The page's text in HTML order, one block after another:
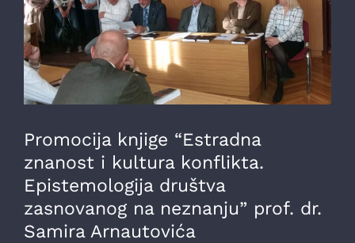
Promocija knjige “Estradna
znanost i kultura konflikta.
Epistemologija društva
zasnovanog na neznanju” prof. dr.
Samira Arnautovića